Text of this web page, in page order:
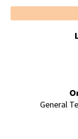
Footer
General